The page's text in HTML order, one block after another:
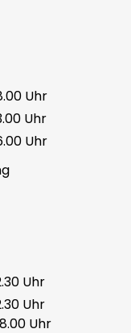
Uhr
Uhr
Uhr
Uhr
Uhr
Uhr